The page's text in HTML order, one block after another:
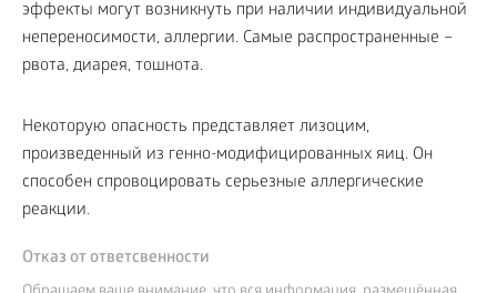
эффекты могут возникнуть при наличии индивидуальной
непереносимости, аллергии. Самые распространенные –
рвота, диарея, тошнота.
Некоторую опасность представляет лизоцим,
произведенный из генно-модифицированных яиц. Он
способен спровоцировать серьезные аллергические
реакции.
Отказ от ответсвенности